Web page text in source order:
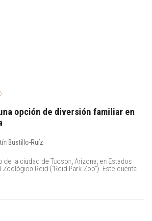
opción de diversión familiar en
Bustillo-Ruíz
la ciudad de Tucson, Arizona, en Estados
Reid (“Reid Park Zoo”). Este cuenta